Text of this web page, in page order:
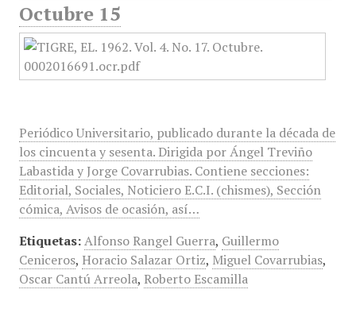
Octubre 15
Periódico Universitario, publicado durante la década de
los cincuenta y sesenta. Dirigida por Ángel Treviño
Labastida y Jorge Covarrubias. Contiene secciones:
Editorial, Sociales, Noticiero E.C.I. (chismes), Sección
cómica, Avisos de ocasión, así…
Etiquetas: Alfonso Rangel Guerra, Guillermo
Ceniceros, Horacio Salazar Ortiz, Miguel Covarrubias,
Oscar Cantú Arreola, Roberto Escamilla